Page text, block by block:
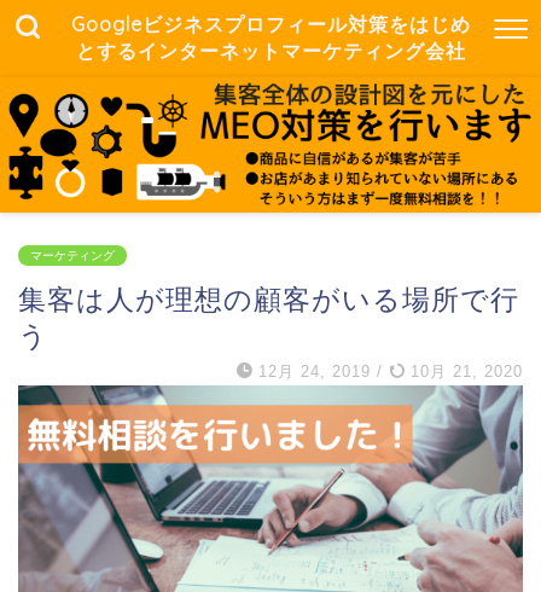
Googleビジネスプロフィール対策をはじめ
とするインターネットマーケティング会社
マーケティング
集客は人が理想の顧客がいる場所で行
う
12月 24, 2019 / 10月 21, 2020